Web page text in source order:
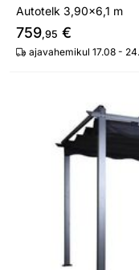
Autotelk 3,90x6,1 m
759,95 €
ajavahemikul 17.08 -
Varikatus Lazio,